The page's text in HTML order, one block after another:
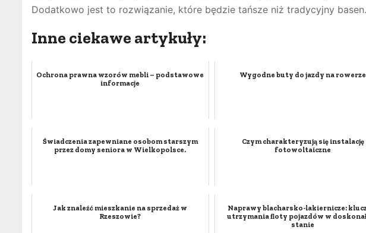
Dodatkowo jest to rozwiązanie, które będzie tańsze niż tradycyjny basen.
Inne ciekawe artykuły:
Ochrona prawna wzorów mebli – podstawowe
informacje
Wygodne buty do jazdy na rowerze
Świadczenia zapewniane osobom starszym
przez domy seniora w Wielkopolsce.
Czym charakteryzują się instalację
fotowoltaiczne
Jak znaleźć mieszkanie na sprzedaż w
Rzeszowie?
Naprawy blacharsko-lakiernicze:
utrzymania floty pojazdów w
stanie